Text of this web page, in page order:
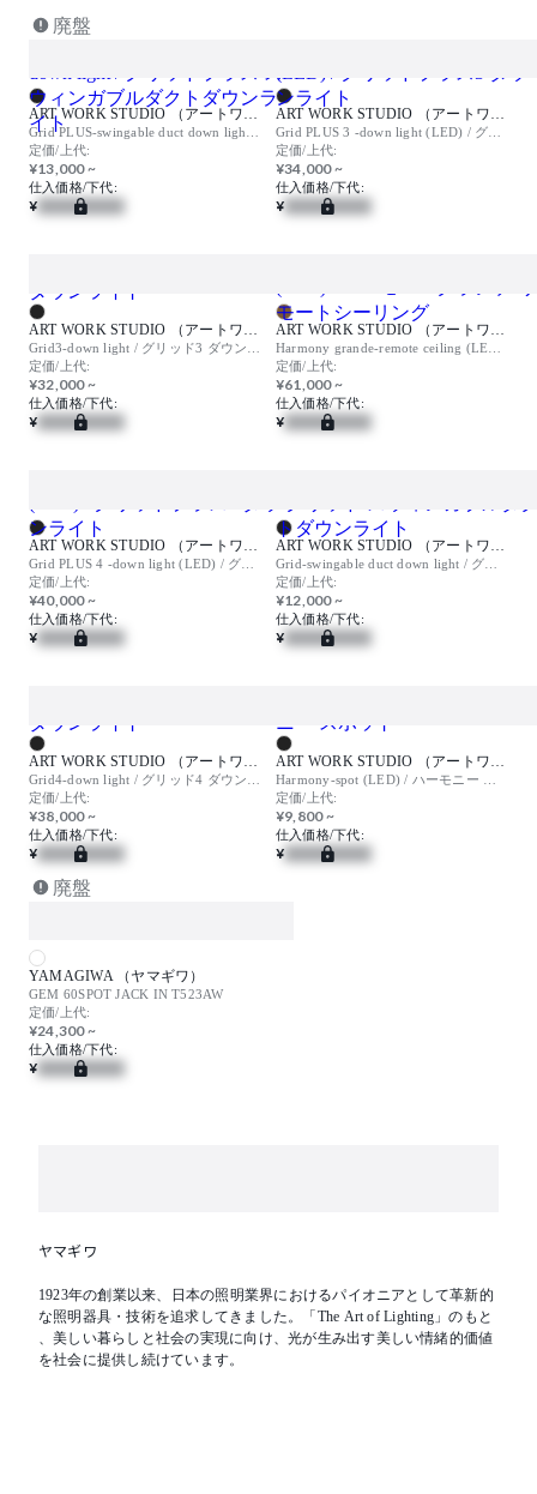
廃盤
ART WORK STUDIO （アートワークスタジオ）
定価/上代:
¥13,000 ~
仕入価格/下代:
¥
ART WORK STUDIO （アートワークスタジオ）
定価/上代:
¥34,000 ~
仕入価格/下代:
¥
ART WORK STUDIO （アートワークスタジオ）
定価/上代:
¥32,000 ~
仕入価格/下代:
¥
ART WORK STUDIO （アートワークスタジオ）
定価/上代:
¥61,000 ~
仕入価格/下代:
¥
ART WORK STUDIO （アートワークスタジオ）
定価/上代:
¥40,000 ~
仕入価格/下代:
¥
ART WORK STUDIO （アートワークスタジオ）
定価/上代:
¥12,000 ~
仕入価格/下代:
¥
定価/上代:
¥38,000 ~
仕入価格/下代:
¥
定価/上代:
¥9,800 ~
仕入価格/下代:
¥
廃盤
YAMAGIWA （ヤマギワ）
GEM 60SPOT JACK IN T523AW
定価/上代:
¥24,300 ~
仕入価格/下代:
¥
ヤマギワ
1923年の創業以来、日本の照明業界におけるパイオニアとして革新的
な照明器具・技術を追求してきました。「The Art of Lighting」のもと
、美しい暮らしと社会の実現に向け、光が生み出す美しい情緒的価値
を社会に提供し続けています。